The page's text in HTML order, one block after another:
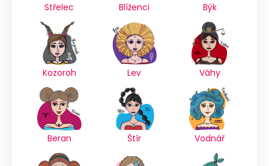
Střelec Blíženci Býk
Kozoroh Lev Váhy
Beran Štír Vodnář